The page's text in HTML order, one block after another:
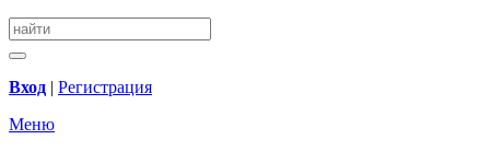
Вход | Регистрация
Меню